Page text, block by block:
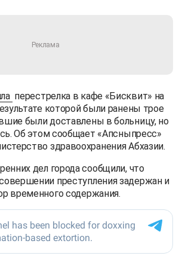
перестрелка в кафе «Бисквит» на
которой были ранены трое
были доставлены в больницу, но
Об этом сообщает «Апсныпресс»
здравоохранения Абхазии.
дел города сообщили, что
преступления задержан и
временного содержания.